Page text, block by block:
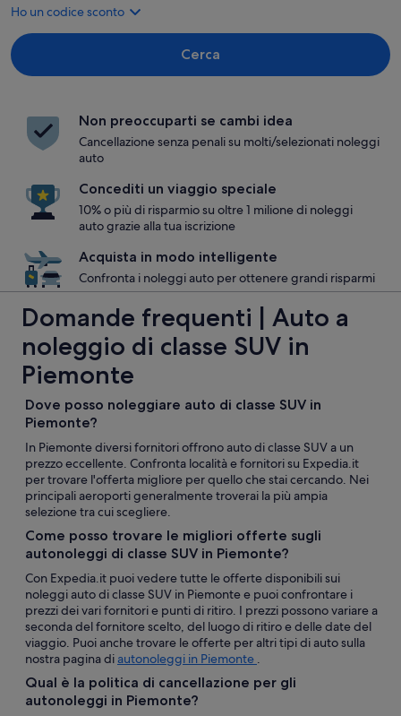
Ho un codice sconto
Cerca
Non preoccuparti se cambi idea
Cancellazione senza penali su molti/selezionati noleggi
auto
Concediti un viaggio speciale
10% o più di risparmio su oltre 1 milione di noleggi
auto grazie alla tua iscrizione
Acquista in modo intelligente
Confronta i noleggi auto per ottenere grandi risparmi
Domande frequenti | Auto a
noleggio di classe SUV in
Piemonte
Dove posso noleggiare auto di classe SUV in
Piemonte?
In Piemonte diversi fornitori offrono auto di classe SUV a un
prezzo eccellente. Confronta località e fornitori su Expedia.it
per trovare l'offerta migliore per quello che stai cercando. Nei
principali aeroporti generalmente troverai la più ampia
selezione tra cui scegliere.
Come posso trovare le migliori offerte sugli
autonoleggi di classe SUV in Piemonte?
Con Expedia.it puoi vedere tutte le offerte disponibili sui
noleggi auto di classe SUV in Piemonte e puoi confrontare i
prezzi dei vari fornitori e punti di ritiro. I prezzi possono variare a
seconda del fornitore scelto, del luogo di ritiro e delle date del
viaggio. Puoi anche trovare le offerte per altri tipi di auto sulla
nostra pagina di autonoleggi in Piemonte .
Qual è la politica di cancellazione per gli
autonoleggi in Piemonte?